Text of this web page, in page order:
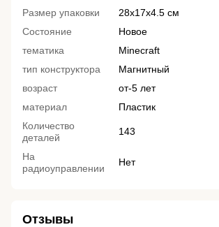
Размер упаковки
28х17х4.5 см
Состояние
Новое
тематика
Minecraft
тип конструктора
Магнитный
возраст
от-5 лет
материал
Пластик
Количество
деталей
143
На
радиоуправлении
Нет
Отзывы